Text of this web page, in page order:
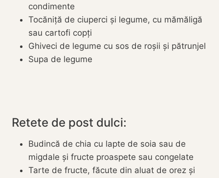
condimente
Tocăniță de ciuperci și legume, cu mămăligă
sau cartofi copți
Ghiveci de legume cu sos de roșii și pătrunjel
Supa de legume
Retete de post dulci:
Budincă de chia cu lapte de soia sau de
migdale și fructe proaspete sau congelate
Tarte de fructe, făcute din aluat de orez și